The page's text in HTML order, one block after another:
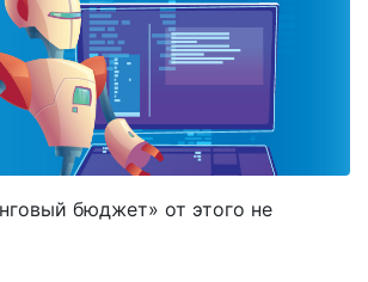
бюджет» от этого не